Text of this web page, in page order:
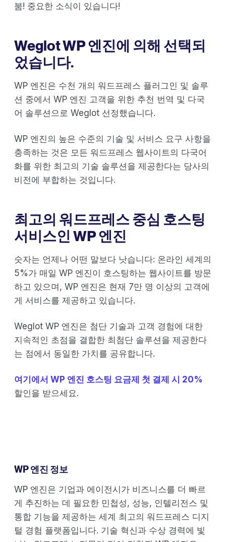
붐! 중요한 소식이 있습니다!
Weglot WP 엔진에 의해 선택되
었습니다.
WP 엔진은 수천 개의 워드프레스 플러그인 및 솔루
션 중에서 WP 엔진 고객을 위한 추천 번역 및 다국
어 솔루션으로 Weglot 선정했습니다.
WP 엔진의 높은 수준의 기술 및 서비스 요구 사항을
충족하는 것은 모든 워드프레스 웹사이트의 다국어
화를 위한 최고의 기술 솔루션을 제공한다는 당사의
비전에 부합하는 것입니다.
최고의 워드프레스 중심 호스팅
서비스인 WP 엔진
숫자는 언제나 어떤 말보다 낫습니다: 온라인 세계의
5%가 매일 WP 엔진이 호스팅하는 웹사이트를 방문
하고 있으며, WP 엔진은 현재 7만 명 이상의 고객에
게 서비스를 제공하고 있습니다.
Weglot WP 엔진은 첨단 기술과 고객 경험에 대한
지속적인 초점을 결합한 최첨단 솔루션을 제공한다
는 점에서 동일한 가치를 공유합니다.
여기에서 WP 엔진 호스팅 요금제 첫 결제 시 20%
할인을 받으세요.
WP 엔진 정보
WP 엔진은 기업과 에이전시가 비즈니스를 더 빠르
게 추진하는 데 필요한 민첩성, 성능, 인텔리전스 및
통합 기능을 제공하는 세계 최고의 워드프레스 디지
털 경험 플랫폼입니다. 기술 혁신과 수상 경력에 빛